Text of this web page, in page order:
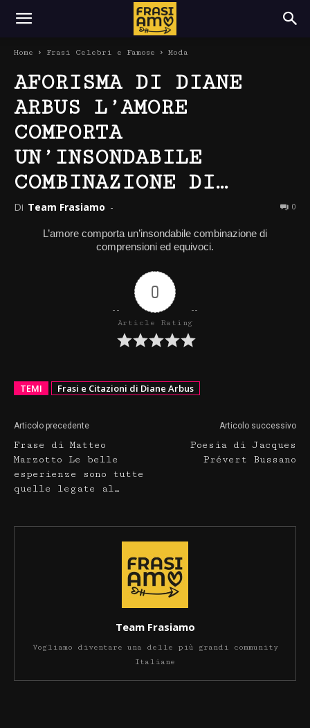
Home Frasi Celebri e Famose Moda
AFORISMA DI DIANE
ARBUS L’AMORE
COMPORTA
UN’INSONDABILE
COMBINAZIONE DI…
Di Team Frasiamo - 0
L’amore comporta un’insondabile combinazione di
comprensioni ed equivoci.
0
Article Rating
TEMI Frasi e Citazioni di Diane Arbus
Articolo precedente
Frase di Matteo
Marzotto Le belle
esperienze sono tutte
quelle legate al…
Articolo successivo
Poesia di Jacques
Prévert Bussano
Team Frasiamo
Vogliamo diventare una delle più grandi community
Italiane